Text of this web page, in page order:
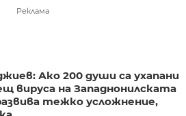
Реклама
Ако 200 души са ухапани
вируса на Западнонилската
тежко усложнение,